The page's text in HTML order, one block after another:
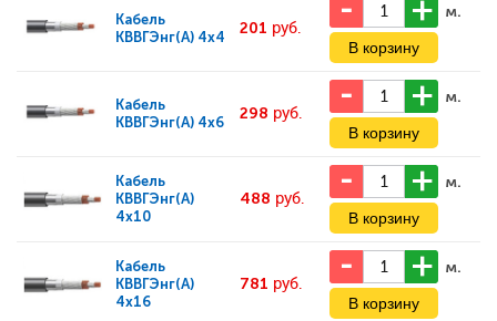
Кабель
КВВГЭнг(А) 4x4
201 руб.
м.
Кабель
КВВГЭнг(А) 4x6
298 руб.
м.
Кабель
КВВГЭнг(А)
4x10
488 руб.
м.
Кабель
КВВГЭнг(А)
4x16
781 руб.
м.